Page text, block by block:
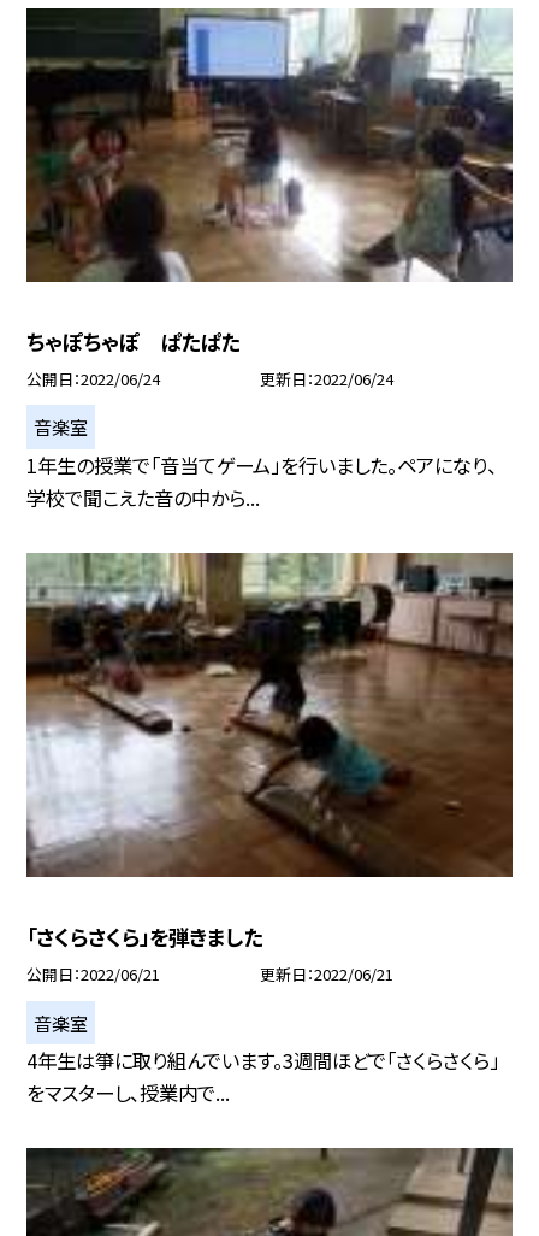
ちゃぽちゃぽ ぱたぱた
公開日 2022/06/24 更新日 2022/06/24
音楽室
1年生の授業で「音当てゲーム」を行いました。ペアになり、
学校で聞こえた音の中から...
「さくらさくら」を弾きました
公開日 2022/06/21 更新日 2022/06/21
音楽室
4年生は箏に取り組んでいます。3週間ほどで「さくらさくら」
をマスターし、授業内で...